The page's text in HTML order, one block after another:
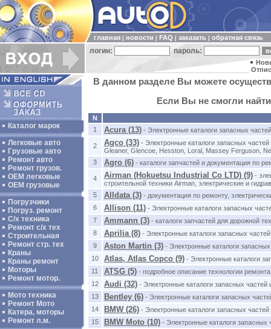
главная новости FAQ заказать обратная связь
логин: пароль:
Каталог марок
Легковые авто
Грузовые авто
Ремонт авто
Ремонт грузов.
ОЕМ легковые
OEM грузовые
Погрузчики
Погруз. ремонт
С/х техника
Ремонт с/х тех
Строительная
Ремонт стр. тех
Краны
Краны ремонт
Моторы
Ремонт мотор.
Мото техника
Ремонт Мото
Катера, моторы
Ремонт л.м.
В данном разделе Вы можете
Если Вы не смогли
N
1
Acura (13) - Электронные каталоги запасных
2 Agco (33) - Электронные каталоги запасных
Gleaner, Glencoe, Hesston, Loral, Massey Ferguson,
3
Agro (6) - каталоги запчастей и документация по
4 Airman (Hokuetsu Industrial Co LTD) (9) -
строительной техники Airman, электрические и
5
Alldata (3) - документация по ремонту,
6
Allison (11) - Электронные каталоги запасных
7
Ammann (3) - каталоги запчастей для дорожной
8
Aprilia (8) - Электронные каталоги запасных
9
Aston Martin (3) - Электронные каталоги
10
Atlas, Atlas Copco (9) - Электронные каталоги
11
ATSG (5) - подробное описание технологии
12
Audi (32) - Электронные каталоги запасных
13
Bentley (6) - Электронные каталоги запасных
14
BMW (26) - Электронные каталоги запасных
15
BMW Moto (10) - Электронные каталоги